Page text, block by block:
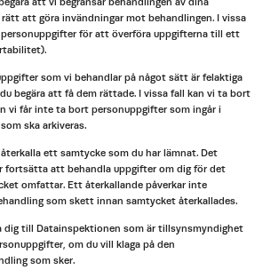
att göra invändningar mot behandlingen. I vissa
personuppgifter för att överföra uppgifterna till ett
som vi behandlar på något sätt är felaktiga
begära att få dem rättade. I vissa fall kan vi ta bort
vi får inte ta bort personuppgifter som ingår i
ska arkiveras.
ett samtycke som du har lämnat. Det
fortsätta att behandla uppgifter om dig för det
omfattar. Ett återkallande påverkar inte
som skett innan samtycket återkallades.
dig till Datainspektionen som är tillsynsmyndighet
om du vill klaga på den
som sker.